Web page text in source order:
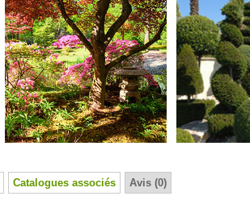
Catalogues associés Avis (0)